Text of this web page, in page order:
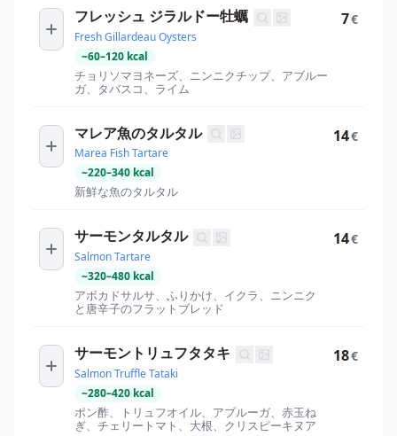
フレッシュ ジラルドー牡蠣
Fresh Gillardeau Oysters
~60–120 kcal
チョリソマヨネーズ、ニンニクチップ、アブルー
ガ、タバスコ、ライム
7€
マレア魚のタルタル
Marea Fish Tartare
~220–340 kcal
新鮮な魚のタルタル
14€
サーモンタルタル
Salmon Tartare
~320–480 kcal
アボカドサルサ、ふりかけ、イクラ、ニンニク
と唐辛子のフラットブレッド
14€
サーモントリュフタタキ
Salmon Truffle Tataki
~280–420 kcal
ポン酢、トリュフオイル、アブルーガ、赤玉ね
ぎ、チェリートマト、大根、クリスピーキヌア
18€